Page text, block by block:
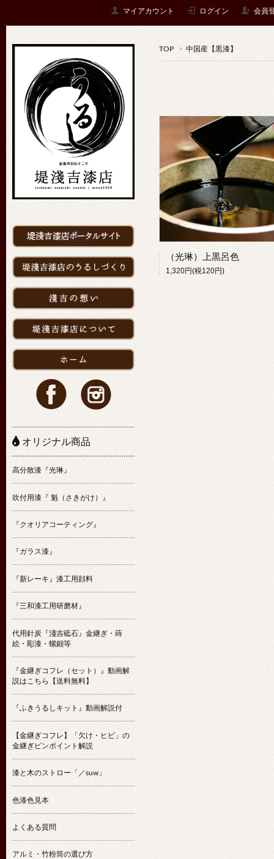
マイアカウント ログイン 会員
TOP > 中国産【黒漆】
（光琳）上黒呂色
1,320円(税120円)
オリジナル商品
高分散漆『光琳』
吹付用漆『 魁（さきがけ）』
『クオリアコーティング』
『ガラス漆』
『新レーキ』漆工用顔料
『三和漆工用研磨材』
代用針炭『淺吉砥石』金継ぎ・蒔
絵・彫漆・螺鈿等
『金継ぎコフレ（セット）』動画解
説はこちら【送料無料】
『ふきうるしキット』動画解説付
【金継ぎコフレ】「欠け・ヒビ」の
金継ぎピンポイント解説
漆と木のストロー「／suw」
色漆色見本
よくある質問
アルミ・竹粉筒の選び方